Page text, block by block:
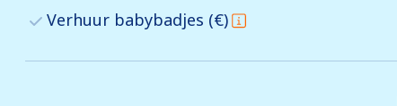
Verhuur babybadjes (€)